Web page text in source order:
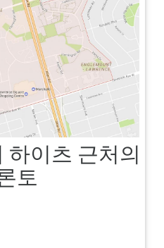
하이츠 근처의
토